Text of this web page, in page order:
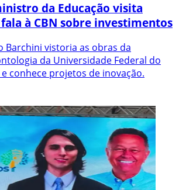
da Educação visita
à CBN sobre investimentos
Barchini vistoria as obras da
da Universidade Federal do
conhece projetos de inovação.